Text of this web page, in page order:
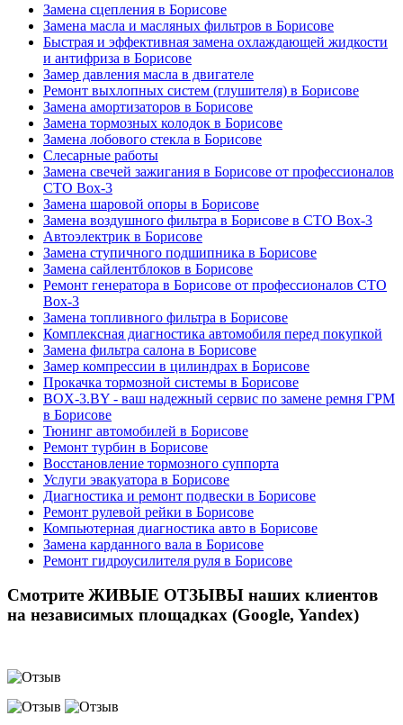
Замена сцепления в Борисове
Замена масла и масляных фильтров в Борисове
Быстрая и эффективная замена охлаждающей жидкости
и антифриза в Борисове
Замер давления масла в двигателе
Ремонт выхлопных систем (глушителя) в Борисове
Замена амортизаторов в Борисове
Замена тормозных колодок в Борисове
Замена лобового стекла в Борисове
Слесарные работы
Замена свечей зажигания в Борисове от профессионалов
СТО Box-3
Замена шаровой опоры в Борисове
Замена воздушного фильтра в Борисове в СТО Box-3
Автоэлектрик в Борисове
Замена ступичного подшипника в Борисове
Замена сайлентблоков в Борисове
Ремонт генератора в Борисове от профессионалов СТО
Box-3
Замена топливного фильтра в Борисове
Комплексная диагностика автомобиля перед покупкой
Замена фильтра салона в Борисове
Замер компрессии в цилиндрах в Борисове
Прокачка тормозной системы в Борисове
BOX-3.BY - ваш надежный сервис по замене ремня ГРМ
в Борисове
Тюнинг автомобилей в Борисове
Ремонт турбин в Борисове
Восстановление тормозного суппорта
Услуги эвакуатора в Борисове
Диагностика и ремонт подвески в Борисове
Ремонт рулевой рейки в Борисове
Компьютерная диагностика авто в Борисове
Замена карданного вала в Борисове
Ремонт гидроусилителя руля в Борисове
Смотрите ЖИВЫЕ ОТЗЫВЫ наших клиентов
на независимых площадках (Google, Yandex)